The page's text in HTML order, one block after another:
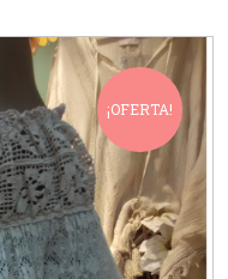
¡OFERTA!